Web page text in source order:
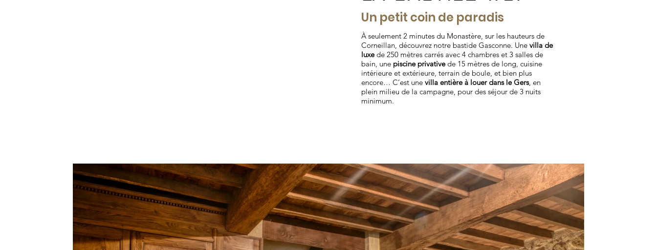
Un petit coin de paradis
À seulement 2 minutes du Monastère, sur les hauteurs de
Corneillan, découvrez notre bastide Gasconne. Unevilla de
luxede 250 mètres carrés avec 4 chambres et 3 salles de
bain, une piscine privativede 15 mètres de long, cuisine
intérieure et extérieure, terrain de boule, et bien plus
encore… C’est unevilla entière à louer dans le Gers, en
plein milieu de la campagne, pour des séjour de 3 nuits
minimum.